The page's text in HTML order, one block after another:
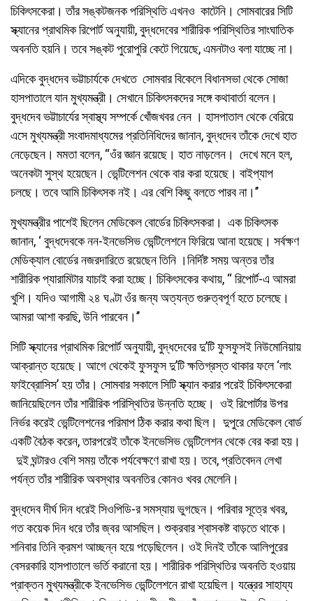
চিকিৎসকেরা। তাঁর সঙ্কটজনক পরিস্থিতি এখনও কাটেনি। সোমবারের সিটি
স্ক্যানের প্রাথমিক রিপোর্ট অনুযায়ী, বুদ্ধদেবের শারীরিক পরিস্থিতির সাংঘাতিক
অবনতি হয়নি। তবে সঙ্কট পুরোপুরি কেটে গিয়েছে, এমনটাও বলা যাচ্ছে না।
এদিকে বুদ্ধদেব ভট্টাচার্যকে দেখতে সোমবার বিকেলে বিধানসভা থেকে সোজা
হাসপাতালে যান মুখ্যমন্ত্রী। সেখানে চিকিৎসকদের সঙ্গে কথাবার্তা বলেন।
বুদ্ধদেব ভট্টাচার্যের স্বাস্থ্য সম্পর্কে খোঁজখবর নেন । হাসপাতাল থেকে বেরিয়ে
এসে মুখ্যমন্ত্রী সংবাদমাধ্যমের প্রতিনিধিদের জানান, বুদ্ধদেব তাঁকে দেখে হাত
নেড়েছেন। মমতা বলেন, ‘‘ওঁর জ্ঞান রয়েছে। হাত নাড়লেন। দেখে মনে হল,
অনেকটা সুস্থ হয়েছেন। ভেন্টিলেশন থেকে বার করা হয়েছে। বাইপ্যাপ
চলছে। তবে আমি চিকিৎসক নই। এর বেশি কিছু বলতে পারব না।’’
মুখ্যমন্ত্রীর পাশেই ছিলেন মেডিকেল বোর্ডের চিকিৎসকরা। এক চিকিৎসক
জানান, ‘ বুদ্ধদেবকে নন-ইনভেসিভ ভেন্টিলেশনে ফিরিয়ে আনা হয়েছে। সর্বক্ষণ
মেডিক্যাল বোর্ডের নজরদারিতে রয়েছেন তিনি ।নির্দিষ্ট সময় অন্তর তাঁর
শারীরিক প্যারামিটার যাচাই করা হচ্ছে। চিকিৎসকের কথায়, ‘‘ রিপোর্ট-এ আমরা
খুশি। যদিও আগামী ২৪ ঘণ্টা ওঁর জন্য অত্যন্ত গুরুত্বপূর্ণ হতে চলেছে।
আমরা আশা করছি, উনি পারবেন।’’
সিটি স্ক্যানের প্রাথমিক রিপোর্ট অনুযায়ী, বুদ্ধদেবের দু’টি ফুসফুসই নিউমোনিয়ায়
আক্রান্ত হয়েছে। আগে থেকেই ফুসফুস দু’টি ক্ষতিগ্রস্ত থাকার ফলে ‘লাং
ফাইব্রোসিস’ হয় তাঁর। সোমবার সকালে সিটি স্ক্যান করার পরেই চিকিৎসকেরা
জানিয়েছিলেন তাঁর শারীরিক পরিস্থিতির উন্নতি হচ্ছে। ওই রিপোর্টার উপর
নির্ভর করেই ভেন্টিলেশনের পরিমাপ ঠিক করার কথা ছিল। দুপুরে মেডিকেল বোর্ড
একটি বৈঠক করেন, তারপরেই তাঁকে ইনভেসিভ ভেন্টিলেশন থেকে বের করা হয়।
দুই ঘন্টারও বেশি সময় তাঁকে পর্যবেক্ষণে রাখা হয়। তবে, প্রতিবেদন লেখা
পর্যন্ত তাঁর শারীরিক অবস্থার অবনতির কোনও খবর মেলেনি।
বুদ্ধদেব দীর্ঘ দিন ধরেই সিওপিডি-র সমস্যায় ভুগছেন। পরিবার সূত্রে খবর,
গত কয়েক দিন ধরে তাঁর জ্বর আসছিল। শুক্রবার শ্বাসকষ্ট বাড়তে থাকে।
শনিবার তিনি ক্রমশ আচ্ছন্ন হয়ে পড়েছিলেন। ওই দিনই তাঁকে আলিপুরের
বেসরকারি হাসপাতালে ভর্তি করানো হয়। শারীরিক পরিস্থিতির অবনতি হওয়ায়
প্রাক্তন মুখ্যমন্ত্রীকে ইনভেসিভ ভেন্টিলেশনে রাখা হয়েছিল। যন্ত্রের সাহায্য